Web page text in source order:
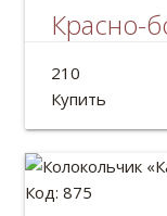
Красно-
Украинский
Длина: 2м
210
Купить
Код: 875